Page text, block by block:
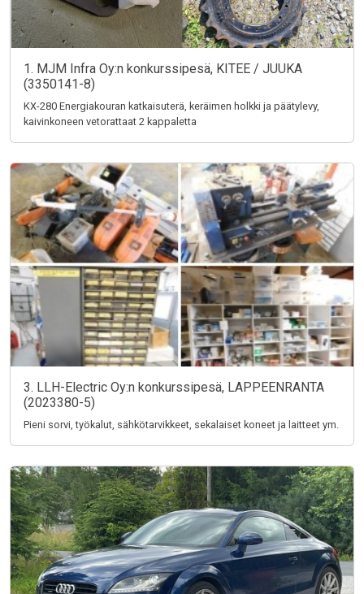
1. MJM Infra Oy:n konkurssipesä, KITEE / JUUKA
(3350141-8)
KX-280 Energiakouran katkaisuterä, keräimen holkki ja päätylevy,
kaivinkoneen vetorattaat 2 kappaletta
3. LLH-Electric Oy:n konkurssipesä, LAPPEENRANTA
(2023380-5)
Pieni sorvi, työkalut, sähkötarvikkeet, sekalaiset koneet ja laitteet ym.